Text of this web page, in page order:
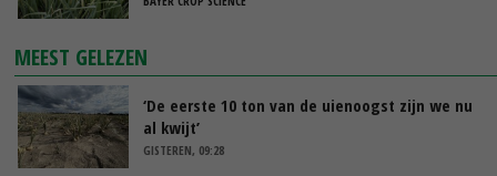
MEEST GELEZEN
‘De eerste 10 ton van de uienoogst zijn we nu
al kwijt’
GISTEREN, 09:28